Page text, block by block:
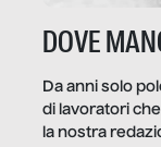
DOVE
Da anni solo
di lavoratori
la nostra